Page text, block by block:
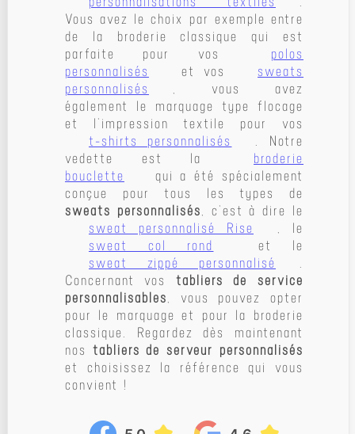
Vous avez le choix par exemple entre
de la broderie classique qui est
parfaite pour vos
polos
personnalisés
et vos
sweats
personnalisés
, vous avez
également le marquage type flocage
et l’impression textile pour vos
t-shirts personnalisés
. Notre
vedette est la
broderie
bouclette
qui a été spécialement
conçue pour tous les types de
sweats personnalisés, c’est à dire le
sweat personnalisé Rise
, le
sweat col rond
et le
sweat zippé personnalisé
.
Concernant vos tabliers de service
personnalisables, vous pouvez opter
pour le marquage et pour la broderie
classique. Regardez dès maintenant
nos tabliers de serveur personnalisés
et choisissez la référence qui vous
convient !